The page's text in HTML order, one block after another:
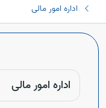
اداره امور مالی
اداره امور مالی